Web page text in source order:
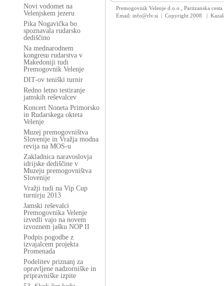
Novi vodomet na
Velenjskem jezeru
Pika Nogavička bo
spoznavala rudarsko
dediščino
Na mednarodnem
kongresu rudarstva v
Makedoniji tudi
Premogovnik Velenje
DIT-ov teniški turnir
Redno letno testiranje
jamskih reševalcev
Koncert Noneta Primorsko
in Rudarskega okteta
Velenje
Muzej premogovništva
Slovenije in Vražja modna
revija na MOS-u
Zakladnica naravoslovja
idrijske dediščine v
Muzeju premogovništva
Slovenije
Vražji tudi na Vip Cup
turnirju 2013
Jamski reševalci
Premogovnika Velenje
izvedli vajo na novem
izvoznem jašku NOP II
Podpis pogodbe z
izvajalcem projekta
Promenada
Podelitev priznanj za
opravljene nadzorniške in
pripravniške izpite
Premogovnik Velenje d.o.o., Partizanska
Email: info@rlv.si | Copyright 2008
|